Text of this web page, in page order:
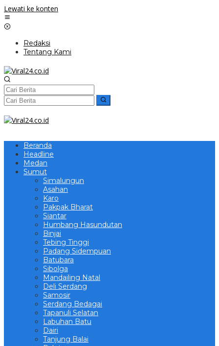
Lewati ke konten
Redaksi
Tentang Kami
Beranda
Headline
Medan
Sumut
Simalungun
Asahan
Karo
Pakpak Bharat
Siantar
Humbang Hasundutan
Binjai
Tebing Tinggi
Padang Sidempuan
Batubara
Sibolga
Mandailing Natal
Deli Serdang
Samosir
Serdang Bedagai
Tapanuli Selatan
Labuhan Batu
Dairi
Tanjung Balai